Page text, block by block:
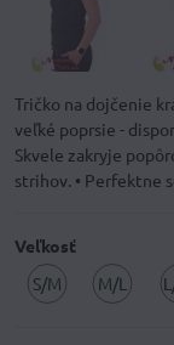
Tričko na dojčenie
veľké poprsie -
Skvele zakryje
strihov. • Perfektne
Veľkosť
S/M
M/L